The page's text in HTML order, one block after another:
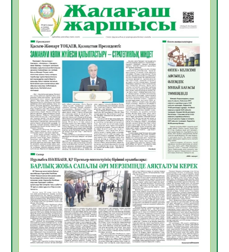
06.08.2026
Инфекциялық ауруларға қарсы иммундау
жұмыстарының тиімділігі
06.08.2026
36
Көкжөтел ауруы туралы
06.08.2026
33
АПВ вакцинасы туралы мәлімет
06.08.2026
33
Open Air: Қызылорда облысы полиция
департаменті 20 мыңнан астам
көрерменнің қауіпсіздігін қамтамасыз етті
06.08.2026
45
ҚЫЗЫЛОРДАДА «САНАЛЫ ҰРПАҚ –
ЖАРҚЫН БОЛАШАҚ» АТТЫ КЕҢЕЙТІЛГЕН
МӘЖІЛІС ӨТТІ
05.08.2026
45
Қазақстан Орталық Азиядағы көшуге ең